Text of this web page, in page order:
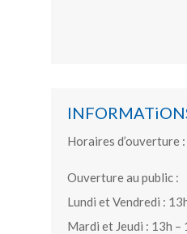
Horaires d’ouverture :
Ouverture au public :
Lundi et Vendredi :
Mardi et Jeudi : 13h –